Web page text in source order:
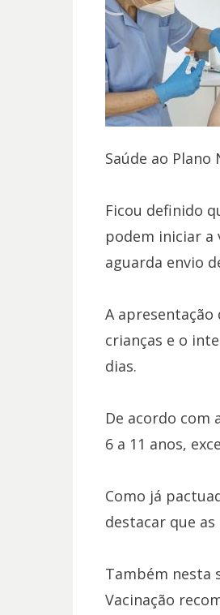
Saúde ao Plano
Ficou definido
podem iniciar a
aguarda envio
A apresentação
crianças e o
dias.
De acordo com
6 a 11 anos,
Como já
destacar que
Também nesta
Vacinação